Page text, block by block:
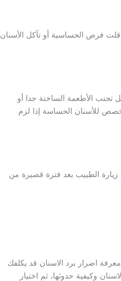
قلت فرص الحساسية أو تآكل الأسنان
تجنب الأطعمة الساخنة جدا أو
للأسنان الحساسة إذا لزم
الطبيب بعد فترة قصيرة من
اضرار برد الاسنان قد يكلفك
وكيفية حدوثها، ثم اختيار